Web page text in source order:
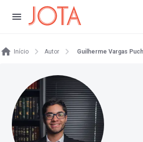
Início Autor Guilherme Vargas